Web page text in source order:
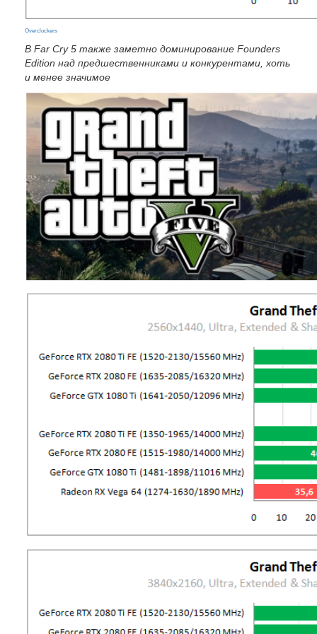
Overclockers
В Far Cry 5 также заметно доминирование Founders
Edition над предшественниками и конкурентами, хоть
и менее значимое